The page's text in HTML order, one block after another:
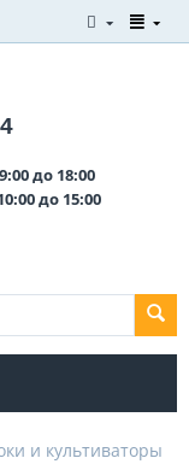
до 18:00
до 15:00
и культиваторы